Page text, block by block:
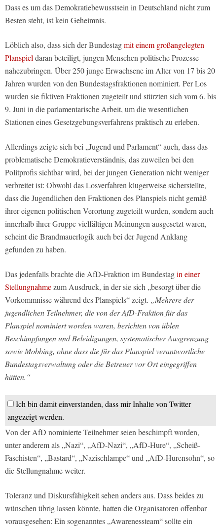
Dass es um das Demokratiebewusstsein in Deutschland nicht zum
Besten steht, ist kein Geheimnis.
Löblich also, dass sich der Bundestagmit einem großangelegten
Planspiel daran beteiligt, jungen Menschen politische Prozesse
nahezubringen. Über 250 junge Erwachsene im Alter von 17 bis 20
Jahren wurden von den Bundestagsfraktionen nominiert. Per Los
wurden sie fiktiven Fraktionen zugeteilt und stürzten sich vom 6. bis
9. Juni in die parlamentarische Arbeit, um die wesentlichen
Stationen eines Gesetzgebungsverfahrens praktisch zu erleben.
Allerdings zeigte sich bei „Jugend und Parlament“ auch, dass das
problematische Demokratieverständnis, das zuweilen bei den
Politprofis sichtbar wird, bei der jungen Generation nicht weniger
verbreitet ist: Obwohl das Losverfahren klugerweise sicherstellte,
dass die Jugendlichen den Fraktionen des Planspiels nicht gemäß
ihrer eigenen politischen Verortung zugeteilt wurden, sondern auch
innerhalb ihrer Gruppe vielfältigen Meinungen ausgesetzt waren,
scheint die Brandmauerlogik auch bei der Jugend Anklang
gefunden zu haben.
Das jedenfalls brachte die AfD-Fraktion im Bundestagin einer
Stellungnahmezum Ausdruck, in der sie sich „besorgt über die
Vorkommnisse während des Planspiels“ zeigt. „Mehrere der
jugendlichen Teilnehmer, die von der AfD-Fraktion für das
Planspiel nominiert worden waren, berichten von üblen
Beschimpfungen und Beleidigungen, systematischer Ausgrenzung
sowie Mobbing, ohne dass die für das Planspiel verantwortliche
Bundestagsverwaltung oder die Betreuer vor Ort eingegriffen
hätten.“
Ich bin damit einverstanden, dass mir Inhalte von Twitter
angezeigt werden.
Von der AfD nominierte Teilnehmer seien beschimpft worden,
unter anderem als „Nazi“, „AfD-Nazi“, „AfD-Hure“, „Scheiß-
Faschisten“, „Bastard“, „Nazischlampe“ und „AfD-Hurensohn“, so
die Stellungnahme weiter.
Toleranz und Diskursfähigkeit sehen anders aus. Dass beides zu
wünschen übrig lassen könnte, hatten die Organisatoren offenbar
vorausgesehen: Ein sogenanntes „Awarenessteam“ sollte ein